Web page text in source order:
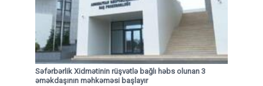
Səfərbərlik Xidmətinin rüşvətlə bağlı həbs olunan 3
əməkdaşının məhkəməsi başlayır